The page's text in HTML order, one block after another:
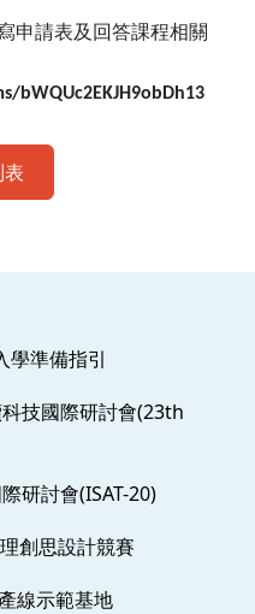
申請表及回答課程相關
bWQUc2EKJH9obDh13
學準備指引
技國際研討會(23th
研討會(ISAT-20)
創思設計競賽
線示範基地